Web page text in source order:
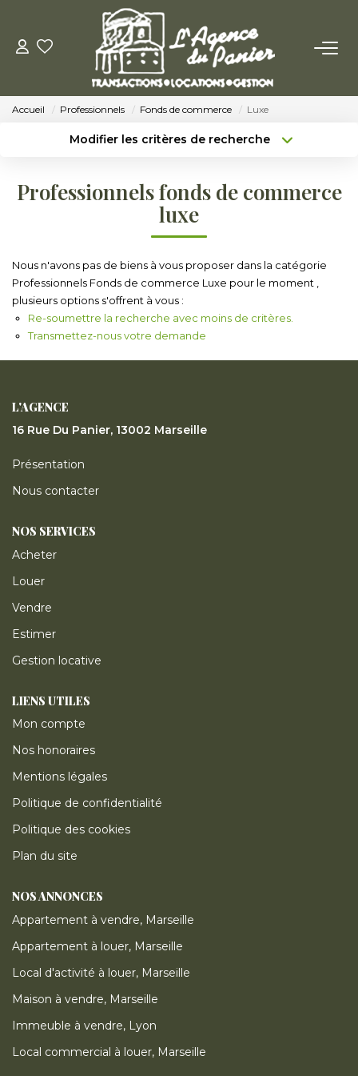
ACHETER
Nos Conseils Pour Acquérir
LOUER
Louer
Nos Conseils Aux Locataires
VENDRE
GESTION LOCATIVE
Accueil Professionnels Fonds de commerce Luxe
Modifier les critères de recherche
Sélectionnez...
Type de bien
Créer une alerte
Professionnels fonds de commerce
luxe
Nous n'avons pas de biens à vous proposer dans la catégorie
Professionnels Fonds de commerce Luxe pour le moment ,
plusieurs options s'offrent à vous :
Re-soumettre la recherche avec moins de critères.
Transmettez-nous votre demande
L'AGENCE
16 Rue Du Panier, 13002 Marseille
Présentation
Nous contacter
NOS SERVICES
Acheter
Louer
Vendre
Estimer
Gestion locative
LIENS UTILES
Mon compte
Nos honoraires
Mentions légales
Politique de confidentialité
Politique des cookies
Plan du site
NOS ANNONCES
Appartement à vendre, Marseille
Appartement à louer, Marseille
Local d'activité à louer, Marseille
Maison à vendre, Marseille
Immeuble à vendre, Lyon
Local commercial à louer, Marseille